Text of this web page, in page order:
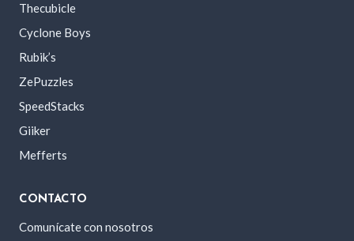
Thecubicle
Cyclone Boys
Rubik’s
ZePuzzles
SpeedStacks
Giiker
Mefferts
CONTACTO
Comunícate con nosotros